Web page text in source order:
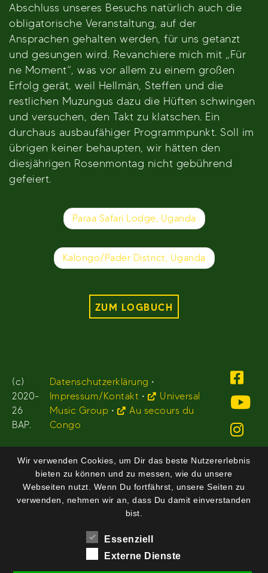
Abschluss unseres Besuchs natürlich auch die
obligatorische Veranstaltung, auf der
Ansprachen gehalten werden, für uns getanzt
und gesungen wird. Revanchiere mich mit „Für
ne Moment“, was vor allem zu einem großen
Erfolg gerät, weil Hellmän, Steffen und die
restlichen Muzungus dazu die Hüften schwingen
und versuchen, den Takt zu klatschen. Ein
durchaus ausbaufähiger Programmpunkt. Soll im
übrigen keiner behaupten, wir hätten den
diesjährigen Rosenmontag nicht gebührend
gefeiert.
Beitragsnavigation
Paraa Safari Lodge, Uganda
Kalongo/Pader District, Uganda
ZUM LOGBUCH
(c)
2020-
26
BAP.
Datenschutzerklärung •
Impressum/Kontakt •
Universal
Music Group •
Au secours du
Congo
Wir verwenden Cookies, um Dir das beste Nutzererlebnis
bieten zu können und zu messen, wie du unsere
Webseiten nutzt. Wenn Du fortfährst, unsere Seiten zu
verwenden, nehmen wir an, dass Du damit einverstanden
bist.
Essenziell
Externe Dienste